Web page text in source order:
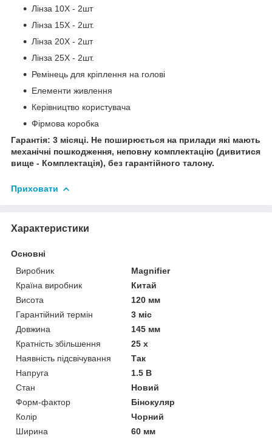
Лінза 10X - 2шт
Лінза 15X - 2шт.
Лінза 20X - 2шт
Лінза 25X - 2шт.
Ремінець для кріплення на голові
Елементи живлення
Керівництво користувача
Фірмова коробка
Гарантія: 3 місяці. Не поширюється на прилади які мають
механічні пошкодження, неповну комплектацію (дивитися
вище - Комплектація), без гарантійного талону.
Приховати
Характеристики
Основні
Виробник
Magnifier
Країна виробник
Китай
Висота
120 мм
Гарантійний термін
3 міс
Довжина
145 мм
Кратність збільшення
25 х
Наявність підсвічування
Так
Напруга
1.5 В
Стан
Новий
Форм-фактор
Бінокуляр
Колір
Чорний
Ширина
60 мм